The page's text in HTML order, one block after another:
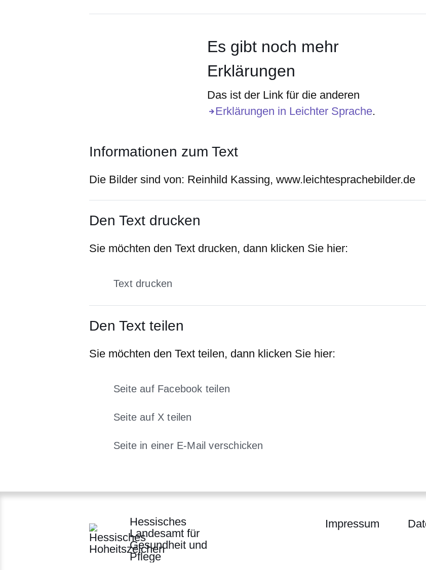
Es gibt noch mehr
Erklärungen
Das ist der Link für die anderen
Erklärungen in Leichter Sprache.
Informationen zum Text
Die Bilder sind von: Reinhild Kassing, www.leichtesprachebilder.de
Den Text drucken
Sie möchten den Text drucken, dann klicken Sie hier:
Text drucken
Den Text teilen
Sie möchten den Text teilen, dann klicken Sie hier:
Seite auf Facebook teilen
Öffnet sich in einem neuen Fenster
Seite auf X teilen
Öffnet sich in einem neuen Fenster
Seite in einer E-Mail verschicken
Öffnet sich in einem neuen Fenster
Hessisches
Landesamt für
Gesundheit und
Pflege
Impressum